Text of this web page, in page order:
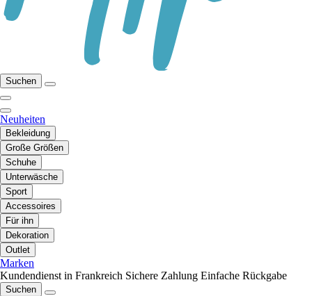
Suchen
Neuheiten
Bekleidung
Große Größen
Schuhe
Unterwäsche
Sport
Accessoires
Für ihn
Dekoration
Outlet
Marken
Kundendienst in Frankreich Sichere Zahlung Einfache Rückgabe
Suchen